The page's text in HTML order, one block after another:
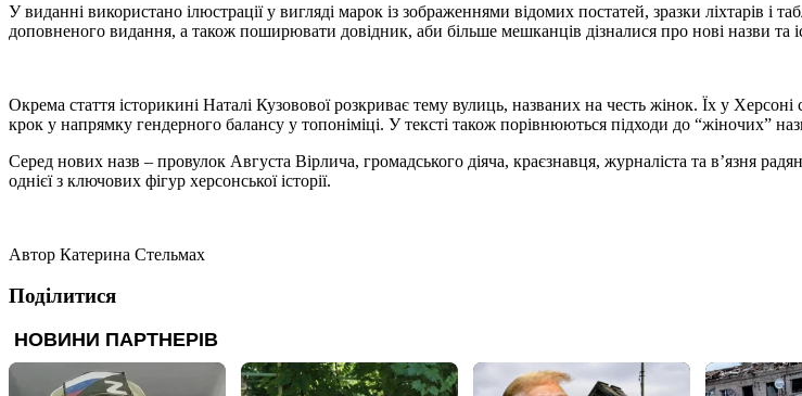
У виданні використано ілюстрації у вигляді марок із зображеннями відомих постатей, зразки ліхтарів
доповненого видання, а також поширювати довідник, аби більше мешканців дізналися про нові назви та
Окрема стаття історикині Наталі Кузовової розкриває тему вулиць, названих на честь жінок. Їх у
крок у напрямку гендерного балансу у топоніміці. У тексті також порівнюються підходи до “жіночих”
Серед нових назв – провулок Августа Вірлича, громадського діяча, краєзнавця, журналіста та в’язня
однієї з ключових фігур херсонської історії.
Автор Катерина Стельмах
Поділитися